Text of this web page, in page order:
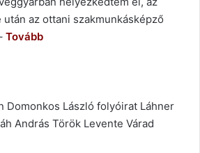
az ottani szakmunkásképző
Tovább
Domonkos László folyóirat Láhner
András Török Levente Várad